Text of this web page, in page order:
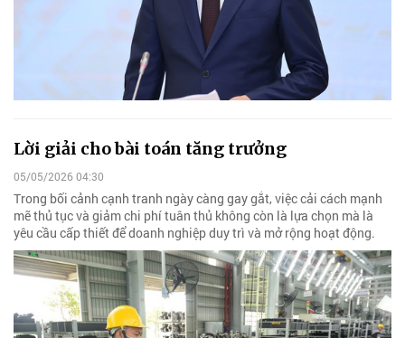
Lời giải cho bài toán tăng trưởng
05/05/2026 04:30
Trong bối cảnh cạnh tranh ngày càng gay gắt, việc cải cách mạnh
mẽ thủ tục và giảm chi phí tuân thủ không còn là lựa chọn mà là
yêu cầu cấp thiết để doanh nghiệp duy trì và mở rộng hoạt động.